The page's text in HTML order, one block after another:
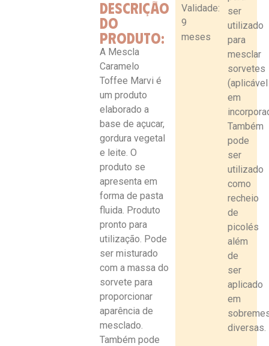
DESCRIÇÃO
DO
PRODUTO:
A Mescla
Caramelo
Toffee Marvi é
um produto
elaborado a
base de açucar,
gordura vegetal
e leite. O
produto se
apresenta em
forma de pasta
fluida. Produto
pronto para
utilização. Pode
ser misturado
com a massa do
sorvete para
proporcionar
aparência de
mesclado.
Também pode
Validade:
9
meses
ser
utilizado
para
mesclar
sorvetes
(aplicável
em
Também
pode
ser
utilizado
como
recheio
de
picolés
além
de
ser
aplicado
em
diversas.